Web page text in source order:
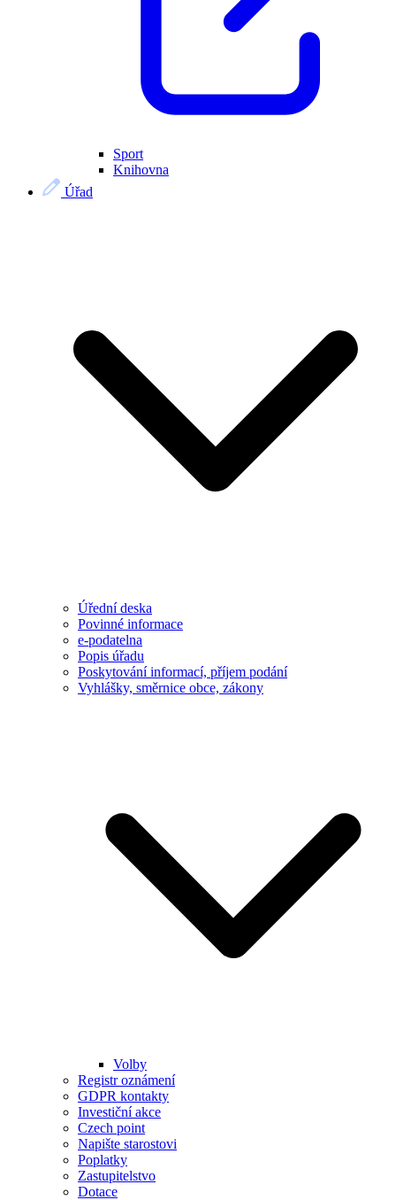
Sport
Knihovna
Úřad
Úřední deska
Povinné informace
e-podatelna
Popis úřadu
Poskytování informací, příjem podání
Vyhlášky, směrnice obce, zákony
Volby
Registr oznámení
GDPR kontakty
Investiční akce
Czech point
Napište starostovi
Poplatky
Zastupitelstvo
Dotace